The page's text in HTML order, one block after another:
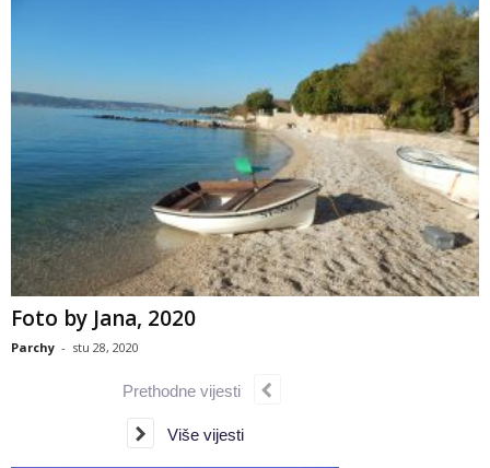
Foto by Jana, 2020
Parchy - stu 28, 2020
Prethodne vijesti
Više vijesti